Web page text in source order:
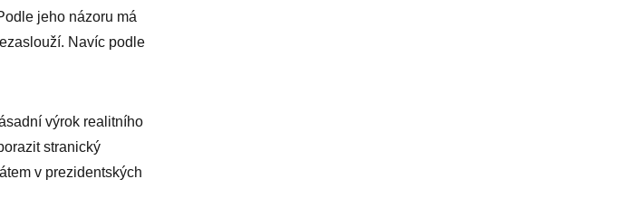
jeho názoru má
Navíc podle
výrok realitního
stranický
v prezidentských